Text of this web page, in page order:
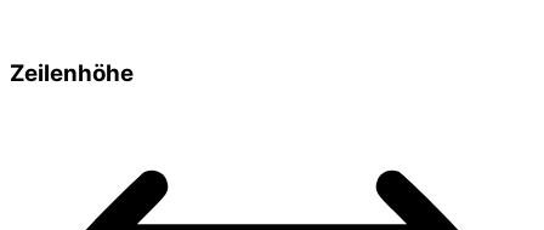
Zeilenhöhe